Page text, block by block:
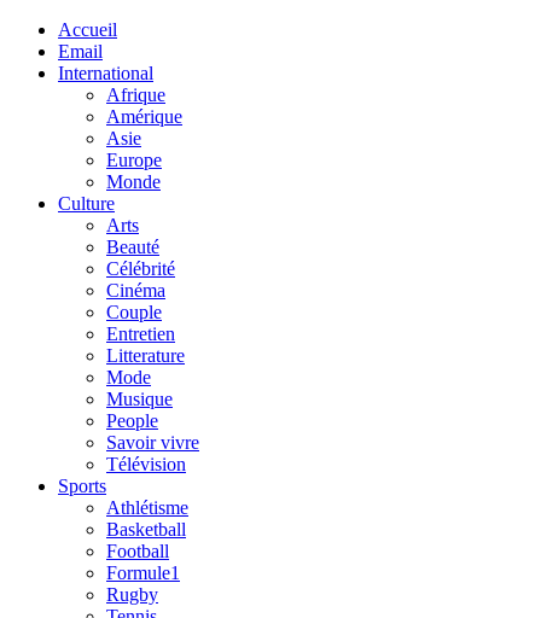
Accueil
Email
International
Afrique
Amérique
Asie
Europe
Monde
Culture
Arts
Beauté
Célébrité
Cinéma
Couple
Entretien
Litterature
Mode
Musique
People
Savoir vivre
Télévision
Sports
Athlétisme
Basketball
Football
Formule1
Rugby